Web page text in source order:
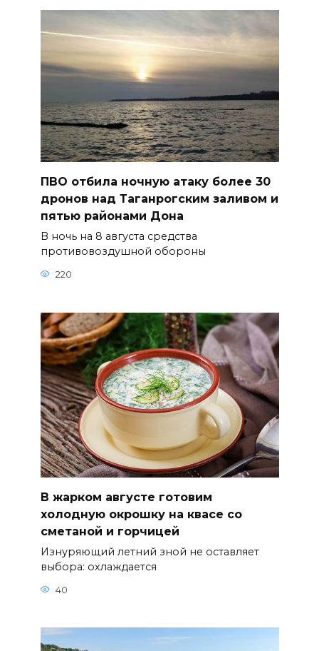
ПВО отбила ночную атаку более 30
дронов над Таганрогским заливом и
пятью районами Дона
В ночь на 8 августа средства
противовоздушной обороны
220
В жарком августе готовим
холодную окрошку на квасе со
сметаной и горчицей
Изнуряющий летний зной не оставляет
выбора: охлаждается
40